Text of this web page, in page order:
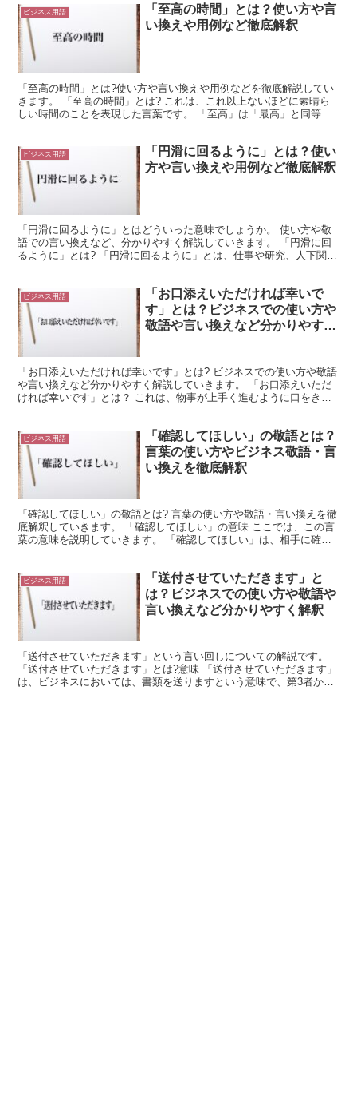
ビジネス用語
「至高の時間」とは？使い方や言
い換えや用例など徹底解釈
「至高の時間」とは?使い方や言い換えや用例などを徹底解説してい
きます。 「至高の時間」とは? これは、これ以上ないほどに素晴ら
しい時間のことを表現した言葉です。 「至高」は「最高」と同等の
ビジネス用語
「円滑に回るように」とは？使い
方や言い換えや用例など徹底解釈
「円滑に回るように」とはどういった意味でしょうか。 使い方や敬
語での言い換えなど、分かりやすく解説していきます。 「円滑に回
るように」とは? 「円滑に回るように」とは、仕事や研究、人下関係
ビジネス用語
「お口添えいただければ幸いで
す」とは？ビジネスでの使い方や
敬語や言い換えなど分かりやすく
「お口添えいただければ幸いです」とは? ビジネスでの使い方や敬語
や言い換えなど分かりやすく解説していきます。 「お口添えいただ
ければ幸いです」とは？ これは、物事が上手く進むように口をきい
ビジネス用語
「確認してほしい」の敬語とは？
言葉の使い方やビジネス敬語・言
い換えを徹底解釈
「確認してほしい」の敬語とは? 言葉の使い方や敬語・言い換えを徹
底解釈していきます。 「確認してほしい」の意味 ここでは、この言
葉の意味を説明していきます。 「確認してほしい」は、相手に確認
ビジネス用語
「送付させていただきます」と
は？ビジネスでの使い方や敬語や
言い換えなど分かりやすく解釈
「送付させていただきます」という言い回しについての解説です。
「送付させていただきます」とは?意味 「送付させていただきます」
は、ビジネスにおいては、書類を送りますという意味で、第3者から